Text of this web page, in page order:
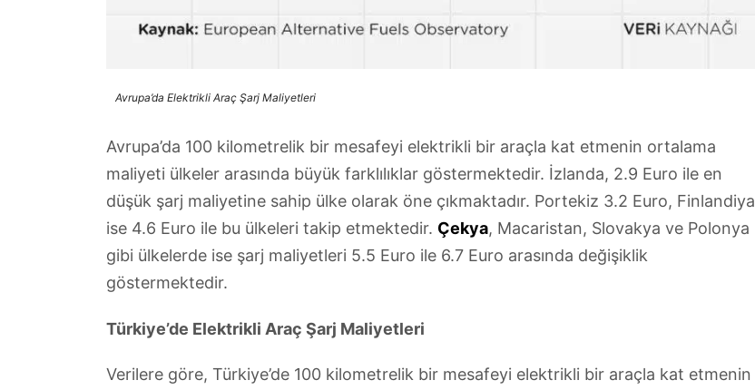
Avrupa’da Elektrikli Araç Şarj Maliyetleri
Avrupa’da 100 kilometrelik bir mesafeyi elektrikli bir araçla kat etmenin ortalama
maliyeti ülkeler arasında büyük farklılıklar göstermektedir. İzlanda, 2.9 Euro ile en
düşük şarj maliyetine sahip ülke olarak öne çıkmaktadır. Portekiz 3.2 Euro, Finlandiya
ise 4.6 Euro ile bu ülkeleri takip etmektedir. Çekya, Macaristan, Slovakya ve Polonya
gibi ülkelerde ise şarj maliyetleri 5.5 Euro ile 6.7 Euro arasında değişiklik
göstermektedir.
Türkiye’de Elektrikli Araç Şarj Maliyetleri
Verilere göre, Türkiye’de 100 kilometrelik bir mesafeyi elektrikli bir araçla kat etmenin